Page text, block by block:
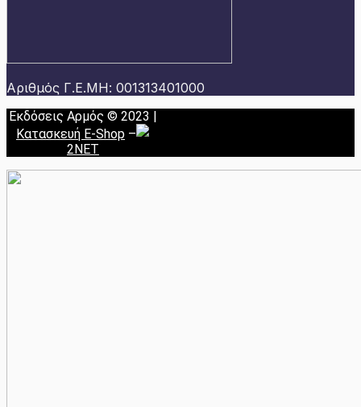
Αριθμός Γ.Ε.ΜΗ: 001313401000
Εκδόσεις Αρμός © 2023 |
Κατασκευή E-Shop –
2NET